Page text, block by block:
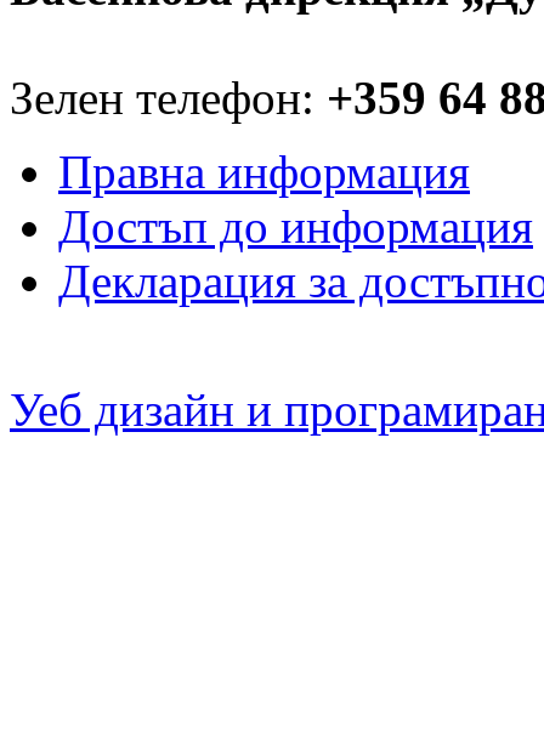
Зелен телефон: +359 64
Правна информация
Достъп до информация
Декларация за
Уеб дизайн и